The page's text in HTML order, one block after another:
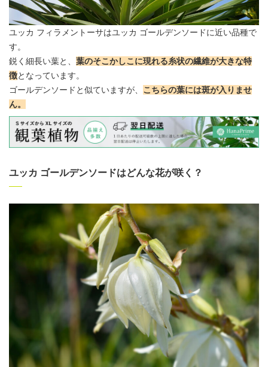
ユッカ フィラメントーサはユッカ ゴールデンソードに近い品種で
す。
鋭く細長い葉と、 葉のそこかしこに現れる糸状の繊維が大きな特
徴となっています。
ゴールデンソードと似ていますが、 こちらの葉には斑が入りませ
ん。
ユッカ ゴールデンソードはどんな花が咲く？